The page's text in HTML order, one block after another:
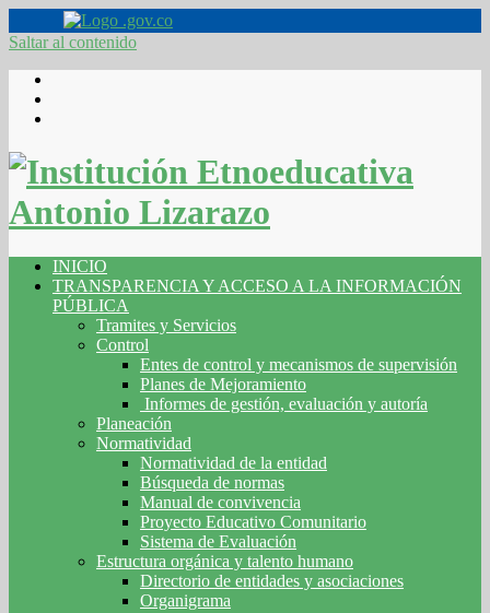
Saltar al contenido
INICIO
TRANSPARENCIA Y ACCESO A LA INFORMACIÓN
PÚBLICA
Tramites y Servicios
Control
Entes de control y mecanismos de supervisión
Planes de Mejoramiento
Informes de gestión, evaluación y autoría
Planeación
Normatividad
Normatividad de la entidad
Búsqueda de normas
Manual de convivencia
Proyecto Educativo Comunitario
Sistema de Evaluación
Estructura orgánica y talento humano
Directorio de entidades y asociaciones
Organigrama